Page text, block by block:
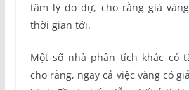
tâm lý do dự, cho rằng giá
thời gian tới.
Một số nhà phân tích khác có
cho rằng, ngay cả việc vàng có